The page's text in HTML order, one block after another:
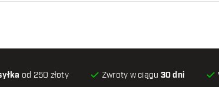
od 250 złoty Zwroty w ciągu 30 dni